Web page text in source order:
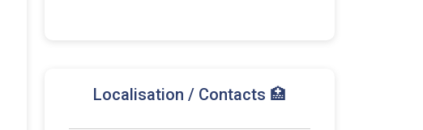
Localisation / Contacts 🏥